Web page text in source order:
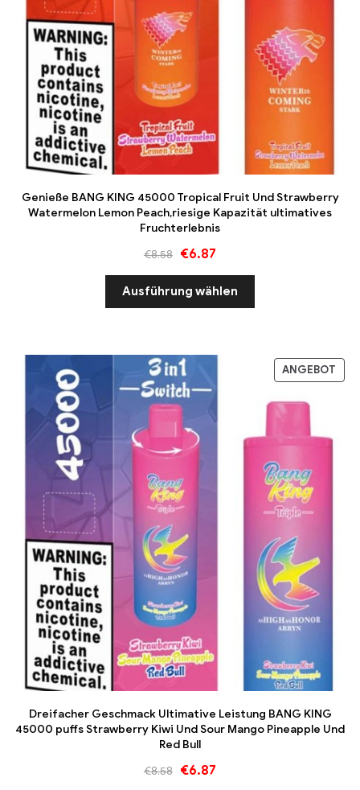
Genieße BANG KING 45000 Tropical Fruit Und Strawberry
Watermelon Lemon Peach,riesige Kapazität ultimatives
Fruchterlebnis
€8.58 €6.87
Ausführung wählen
ANGEBOT
Dreifacher Geschmack Ultimative Leistung BANG KING
45000 puffs Strawberry Kiwi Und Sour Mango Pineapple Und
Red Bull
€8.58 €6.87